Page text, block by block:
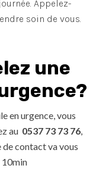
Appelez-
soin de vous.
une
en urgence, vous
au 0537 73 73 76,
contact va vous
10min